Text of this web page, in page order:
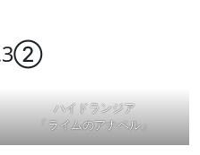
ハイドランジア
「ライムのアナベル」